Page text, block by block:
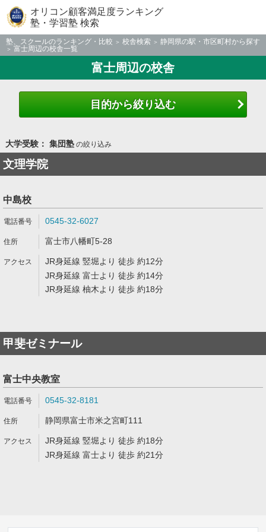
オリコン顧客満足度ランキング
塾・学習塾 検索
塾、スクールのランキング・比較 校舎検索
静岡県の駅・市区町村から探す
富士周辺の校舎一覧
富士周辺の校舎
目的から絞り込む
大学受験： 集団塾の絞り込み
文理学院
中島校
0545-32-6027
富士市八幡町5-28
JR身延線 竪堀より 徒歩 約12分
JR身延線 富士より 徒歩 約14分
JR身延線 柚木より 徒歩 約18分
甲斐ゼミナール
富士中央教室
0545-32-8181
静岡県富士市米之宮町111
JR身延線 竪堀より 徒歩 約18分
JR身延線 富士より 徒歩 約21分